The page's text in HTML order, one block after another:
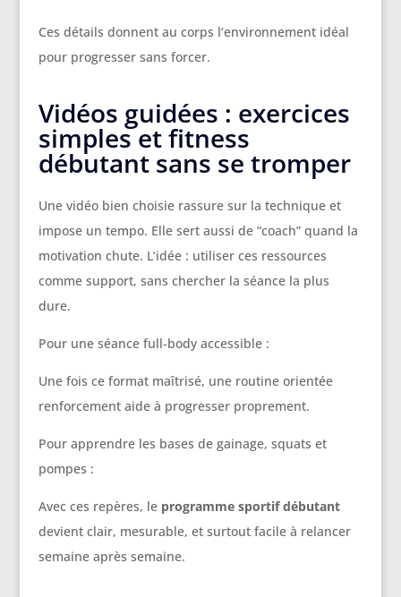
Ces détails donnent au corps l’environnement idéal
pour progresser sans forcer.
Vidéos guidées : exercices
simples et fitness
débutant sans se tromper
Une vidéo bien choisie rassure sur la technique et
impose un tempo. Elle sert aussi de “coach” quand la
motivation chute. L’idée : utiliser ces ressources
comme support, sans chercher la séance la plus
dure.
Pour une séance full-body accessible :
Une fois ce format maîtrisé, une routine orientée
renforcement aide à progresser proprement.
Pour apprendre les bases de gainage, squats et
pompes :
Avec ces repères, le programme sportif débutant
devient clair, mesurable, et surtout facile à relancer
semaine après semaine.